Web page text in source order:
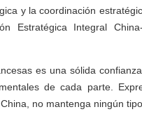
y la coordinación
Estratégica Integral
es una sólida
de cada parte.
no mantenga ningún